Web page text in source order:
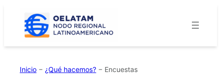
contenido
Inicio − ¿Qué hacemos? − Encuestas